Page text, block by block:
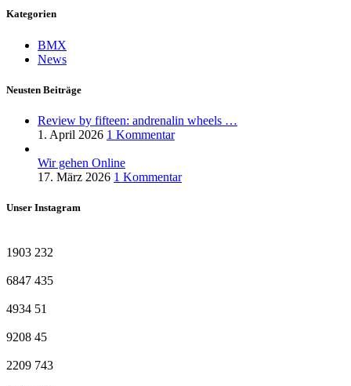
Kategorien
BMX
News
Neusten Beiträge
Review by fifteen: andrenalin wheels …
1. April 2026 1 Kommentar
Wir gehen Online
17. März 2026 1 Kommentar
Unser Instagram
1903 232
6847 435
4934 51
9208 45
2209 743